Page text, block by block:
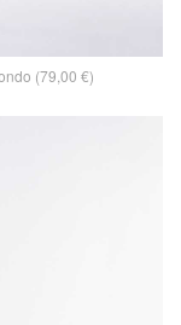
(79,00 €)